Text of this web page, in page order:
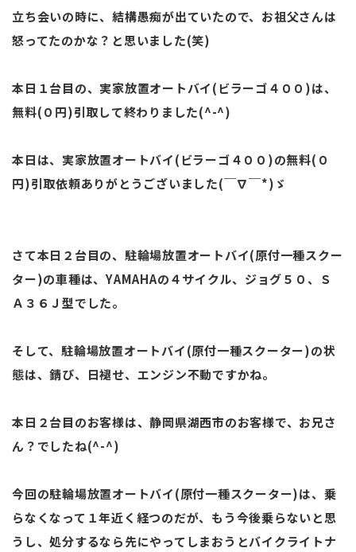
立ち会いの時に、結構愚痴が出ていたので、お祖父さんは
怒ってたのかな？と思いました(笑)
本日１台目の、実家放置オートバイ(ビラーゴ４００)は、
無料(０円)引取して終わりました(^-^)
本日は、実家放置オートバイ(ビラーゴ４００)の無料(０
円)引取依頼ありがとうございました(￣∇￣*)ゞ
さて本日２台目の、駐輪場放置オートバイ(原付一種スクー
ター)の車種は、YAMAHAの４サイクル、ジョグ５０、Ｓ
Ａ３６Ｊ型でした。
そして、駐輪場放置オートバイ(原付一種スクーター)の状
態は、錆び、日褪せ、エンジン不動ですかね。
本日２台目のお客様は、静岡県湖西市のお客様で、お兄さ
ん？でしたね(^-^)
今回の駐輪場放置オートバイ(原付一種スクーター)は、乗
らなくなって１年近く経つのだが、もう今後乗らないと思
うし、処分するなら先にやってしまおうとバイクライトナ